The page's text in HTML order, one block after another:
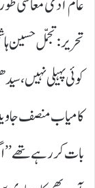
تحریر: تجمّل حسین
کوئی پہیلی نہیں،
کامیاب منصف
بات کر رہے تھے